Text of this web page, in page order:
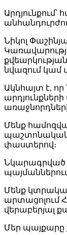
Նիկոլ
նվազում կամ
Ակնհայտ է,
Մենք
պաշտոնական
փաստերով։
Նկարագրված
Մենք
արտացոլում
վերաբերյալ
Մեր պայքարը